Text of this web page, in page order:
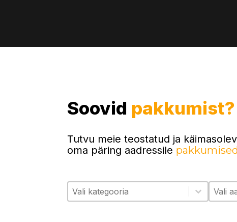
Soovid pakkumist?
Tutvu meie teostatud ja
oma päring aadressile
Kategooria
Select content
Select content Aasta
Select